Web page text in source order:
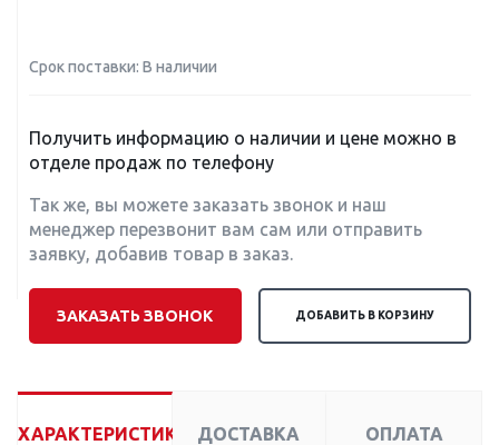
Срок поставки: В наличии
Получить информацию о наличии и цене можно в
отделе продаж по телефону
Так же, вы можете заказать звонок и наш
менеджер перезвонит вам сам или отправить
заявку, добавив товар в заказ.
ЗАКАЗАТЬ ЗВОНОК ДОБАВИТЬ В КОРЗИНУ
ХАРАКТЕРИСТИКИ ДОСТАВКА ОПЛАТА